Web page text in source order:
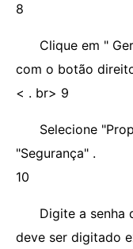
8
Clique em "
com o botão
< . br> 9
Selecione
"Segurança" .
10
Digite a senha
deve ser digitado